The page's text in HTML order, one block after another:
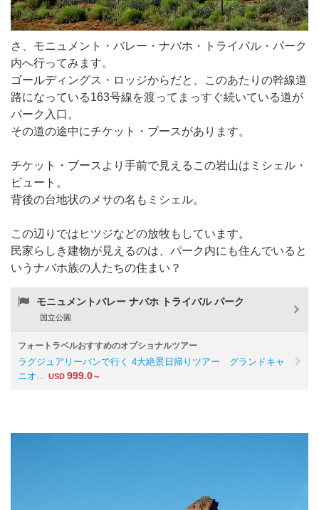
さ、モニュメント・バレー・ナバホ・トライバル・パーク
内へ行ってみます。
ゴールディングス・ロッジからだと、このあたりの幹線道
路になっている163号線を渡ってまっすぐ続いている道が
パーク入口。
その道の途中にチケット・ブースがあります。
チケット・ブースより手前で見えるこの岩山はミシェル・
ビュート。
背後の台地状のメサの名もミシェル。
この辺りではヒツジなどの放牧もしています。
民家らしき建物が見えるのは、パーク内にも住んでいると
いうナバホ族の人たちの住まい？
モニュメントバレー ナバホ トライバル パーク
国立公園
フォートラベルおすすめのオプショナルツアー
ラグジュアリーバンで行く 4大絶景日帰りツアー グランドキャ
ニオ… USD 999.0～